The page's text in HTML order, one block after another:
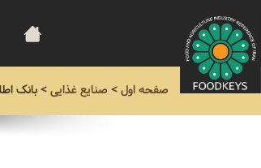
صفحه اول> صنایع غذایی>بانک